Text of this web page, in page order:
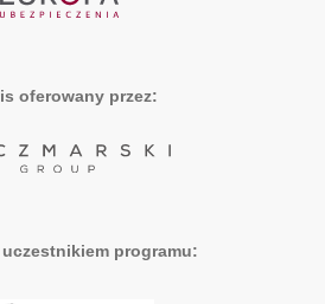
oferowany przez:
programu: